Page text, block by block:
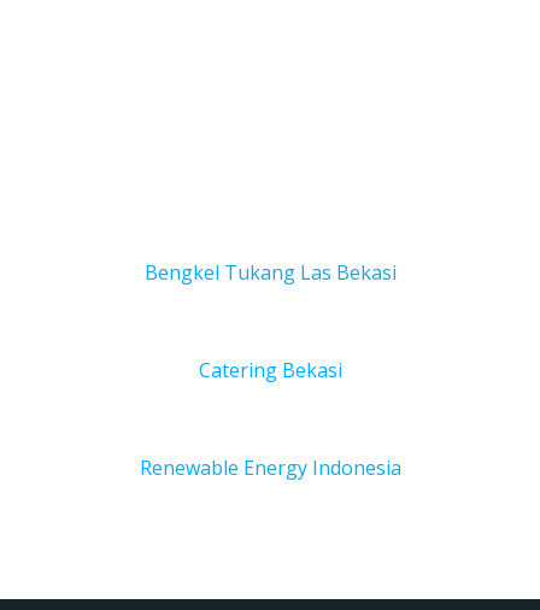
Bengkel Tukang Las Bekasi
Catering Bekasi
Renewable Energy Indonesia